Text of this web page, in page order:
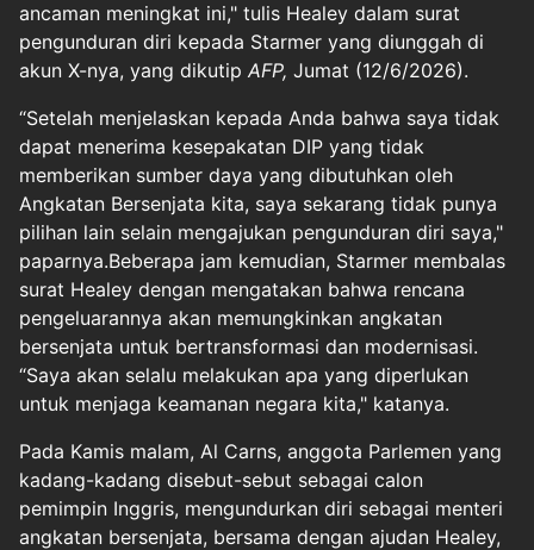
ancaman meningkat ini," tulis Healey dalam surat
pengunduran diri kepada Starmer yang diunggah di
akun X-nya, yang dikutip AFP, Jumat (12/6/2026).
“Setelah menjelaskan kepada Anda bahwa saya tidak
dapat menerima kesepakatan DIP yang tidak
memberikan sumber daya yang dibutuhkan oleh
Angkatan Bersenjata kita, saya sekarang tidak punya
pilihan lain selain mengajukan pengunduran diri saya,"
paparnya.Beberapa jam kemudian, Starmer membalas
surat Healey dengan mengatakan bahwa rencana
pengeluarannya akan memungkinkan angkatan
bersenjata untuk bertransformasi dan modernisasi.
“Saya akan selalu melakukan apa yang diperlukan
untuk menjaga keamanan negara kita," katanya.
Pada Kamis malam, Al Carns, anggota Parlemen yang
kadang-kadang disebut-sebut sebagai calon
pemimpin Inggris, mengundurkan diri sebagai menteri
angkatan bersenjata, bersama dengan ajudan Healey,